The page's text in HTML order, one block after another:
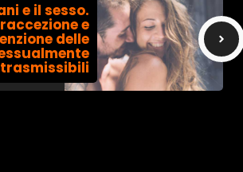
e il sesso.
e
delle
trasmissibili